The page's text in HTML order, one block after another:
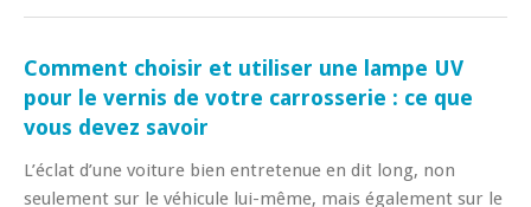
Comment choisir et utiliser une lampe UV
pour le vernis de votre carrosserie : ce que
vous devez savoir
L’éclat d’une voiture bien entretenue en dit long, non
seulement sur le véhicule lui-même, mais également sur le